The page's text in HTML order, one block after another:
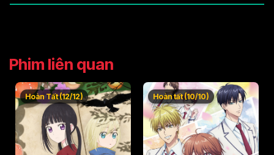
Phim liên quan
Hoàn Tất (12/12) Hoàn tất (10/10)